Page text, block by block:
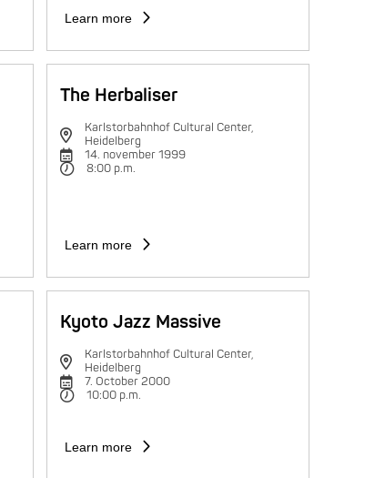
Learn more
The Herbaliser
Karlstorbahnhof Cultural Center,
Heidelberg
14. november 1999
8:00 p.m.
Learn more
Kyoto Jazz Massive
Karlstorbahnhof Cultural Center,
Heidelberg
7. October 2000
10:00 p.m.
Learn more